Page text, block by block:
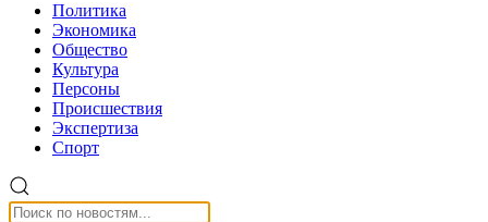
Политика
Экономика
Общество
Культура
Персоны
Происшествия
Экспертиза
Спорт